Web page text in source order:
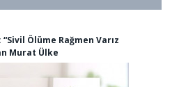
Ölüme Rağmen Varız
Murat Ülke